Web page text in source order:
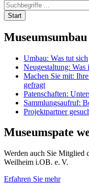
Start
Museumsumbau
Umbau: Was tut sich
Neugestaltung:
Machen Sie mit:
gefragt
Patenschaften:
Sammlungsaufruf:
Projektpartner
Museumspate
Werden auch Sie Mitglied
Weilheim i.OB. e. V.
Erfahren Sie mehr